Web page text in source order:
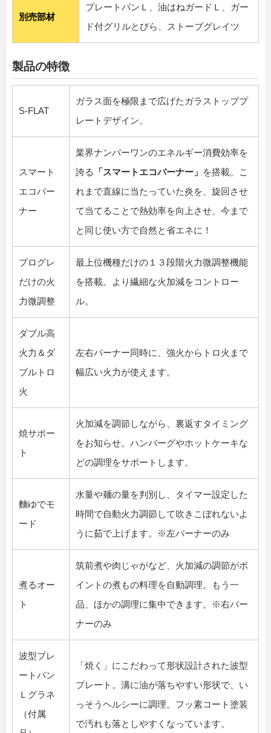
別売部材
プレートパンＬ、油はねガードＬ、ガー
ド付グリルとびら、ストーブグレイツ
製品の特徴
S-FLAT
ガラス面を極限まで広げたガラストッププ
レートデザイン。
スマート
エコバー
ナー
業界ナンバーワンのエネルギー消費効率を
誇る
「スマートエコバーナー」 を搭載。こ
れまで直線に当たっていた炎を、旋回させ
て当てることで熱効率を向上させ、今まで
と同じ使い方で自然と省エネに！
プログレ
だけの火
力微調整
最上位機種だけの１３段階火力微調整機能
を搭載。より繊細な火加減をコントロー
ル。
ダブル高
火力＆ダ
ブルトロ
火
左右バーナー同時に、強火からトロ火まで
幅広い火力が使えます。
焼サポー
ト
火加減を調節しながら、裏返すタイミング
をお知らせ。ハンバーグやホットケーキな
どの調理をサポートします。
麵ゆでモ
ード
水量や麺の量を判別し、タイマー設定した
時間で自動火力調節して吹きこぼれないよ
うに茹で上げます。※左バーナーのみ
煮るオー
ト
筑前煮や肉じゃがなど、火加減の調節がポ
イントの煮もの料理を自動調理。もう一
品、ほかの調理に集中できます。※右バー
ナーのみ
波型プレ
ートパン
Ｌグラネ
（付属
「焼く」にこだわって形状設計された波型
プレート。溝に油が落ちやすい形状で、い
っそうヘルシーに調理。フッ素コート塗装
で汚れも落としやすくなっています。